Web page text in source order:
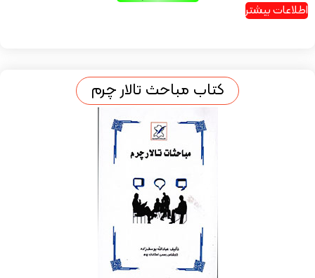
اطلاعات بیشتر
کتاب مباحث تالار چرم